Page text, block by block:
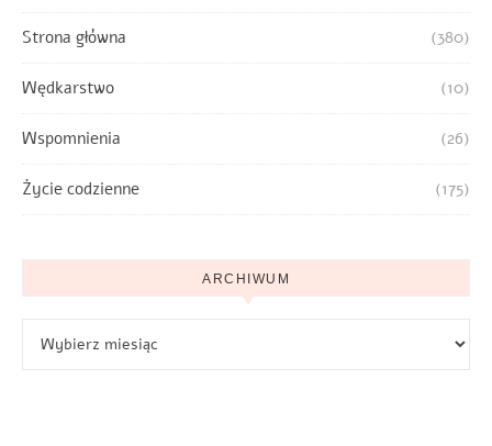
Strona główna (380)
Wędkarstwo (10)
Wspomnienia (26)
Życie codzienne (175)
ARCHIWUM